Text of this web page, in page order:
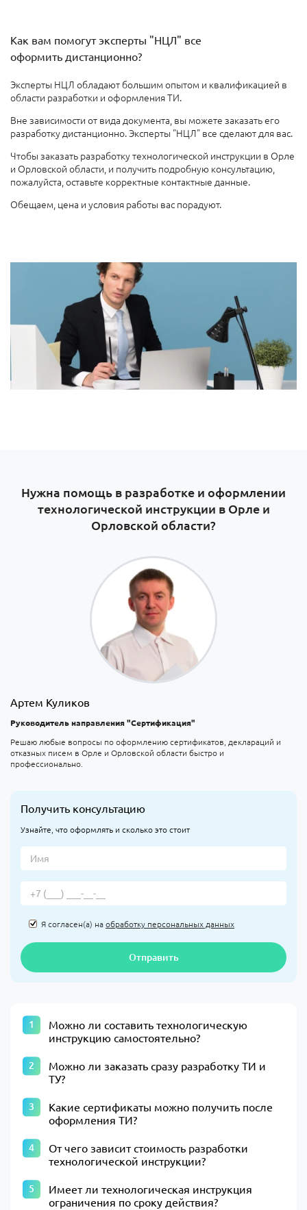
Как вам помогут эксперты "НЦЛ" все
оформить дистанционно?
Эксперты НЦЛ обладают большим опытом и квалификацией в
области разработки и оформления ТИ.
Вне зависимости от вида документа, вы можете заказать его
разработку дистанционно. Эксперты "НЦЛ" все сделают для вас.
Чтобы заказать разработку технологической инструкции в Орле
и Орловской области, и получить подробную консультацию,
пожалуйста, оставьте корректные контактные данные.
Обещаем, цена и условия работы вас порадуют.
Нужна помощь в разработке и оформлении
технологической инструкции в Орле и
Орловской области?
Артем Куликов
Руководитель направления "Сертификация"
Решаю любые вопросы по оформлению сертификатов, деклараций и
отказных писем в Орле и Орловской области быстро и
профессионально.
Получить консультацию
Узнайте, что оформлять и сколько это стоит
Я согласен(а) наобработку персональных данных
Отправить
Можно ли составить технологическую
инструкцию самостоятельно?
Можно ли заказать сразу разработку ТИ и
ТУ?
Какие сертификаты можно получить после
оформления ТИ?
От чего зависит стоимость разработки
технологической инструкции?
Имеет ли технологическая инструкция
ограничения по сроку действия?